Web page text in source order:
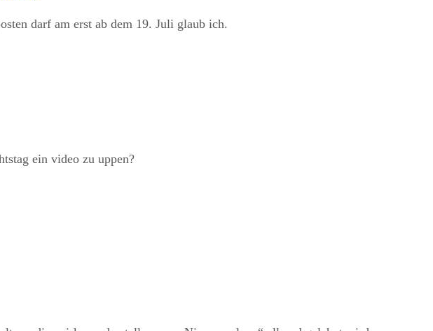
darf am erst ab dem 19. Juli glaub ich.
ein video zu uppen?